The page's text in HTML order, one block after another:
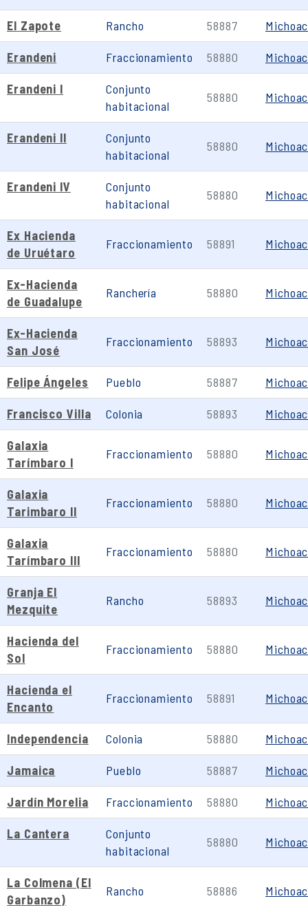
El Zapote Rancho 58887
Erandeni Fraccionamiento 58880
Erandeni I
Conjunto
habitacional
58880
Erandeni II
Conjunto
habitacional
58880
Erandeni IV
Conjunto
habitacional
58880
Ex Hacienda
de Uruétaro
Fraccionamiento 58891
Ex-Hacienda
de Guadalupe
Ranchería 58880
Ex-Hacienda
San José
Fraccionamiento 58893
Felipe Ángeles Pueblo 58887
Francisco Villa Colonia 58893
Galaxia
Tarímbaro I
Fraccionamiento 58880
Galaxia
Tarimbaro II
Fraccionamiento 58880
Galaxia
Tarímbaro III
Fraccionamiento 58880
Granja El
Mezquite
Rancho 58893
Hacienda del
Sol
Fraccionamiento 58880
Hacienda el
Encanto
Fraccionamiento 58891
Independencia Colonia 58880
Jamaica Pueblo 58887
Jardín Morelia Fraccionamiento 58880
La Cantera
Conjunto
habitacional
58880
La Colmena (El
Garbanzo)
Rancho 58886